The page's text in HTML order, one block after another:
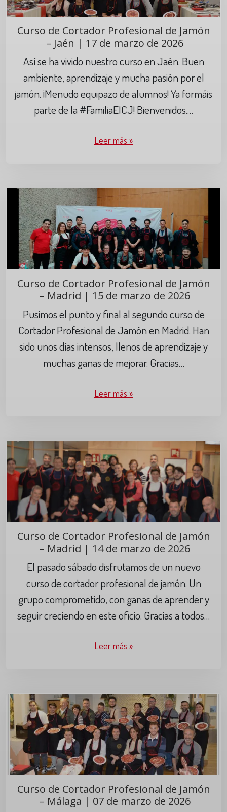
Curso de Cortador Profesional de Jamón
– Jaén | 17 de marzo de 2026
Así se ha vivido nuestro curso en Jaén. Buen
ambiente, aprendizaje y mucha pasión por el
jamón. ¡Menudo equipazo de alumnos! Ya formáis
parte de la #FamiliaEICJ! Bienvenidos.…
Leer más »
Curso de Cortador Profesional de Jamón
– Madrid | 15 de marzo de 2026
Pusimos el punto y final al segundo curso de
Cortador Profesional de Jamón en Madrid. Han
sido unos días intensos, llenos de aprendizaje y
muchas ganas de mejorar. Gracias…
Leer más »
Curso de Cortador Profesional de Jamón
– Madrid | 14 de marzo de 2026
El pasado sábado disfrutamos de un nuevo
curso de cortador profesional de jamón. Un
grupo comprometido, con ganas de aprender y
seguir creciendo en este oficio. Gracias a todos…
Leer más »
Curso de Cortador Profesional de Jamón
– Málaga | 07 de marzo de 2026